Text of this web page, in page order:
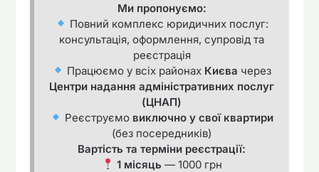
Ми пропонуємо:
Повний комплекс юридичних послуг:
консультація, оформлення, супровід та
реєстрація
Працюємо у всіх районах Києва через
Центри надання адміністративних послуг
(ЦНАП)
Реєструємо виключно у свої квартири
(без посередників)
Вартість та терміни реєстрації:
1 місяць — 1000 грн